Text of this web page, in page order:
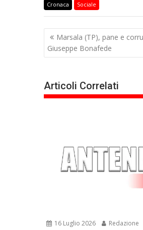
Cronaca Sociale
Navigazione
articoli
Marsala (TP), pane e
Giuseppe Bonafede
Articoli Correlati
16 Luglio 2026 Redazione